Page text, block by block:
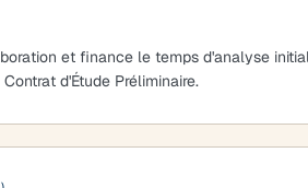
et finance le temps d'analyse
d'Étude Préliminaire.